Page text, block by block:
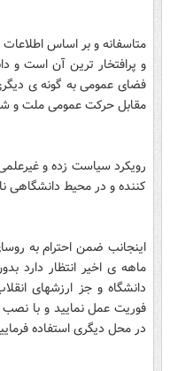
متاسفانه و بر اساس
و پرافتخار ترین آن است و
فضای عمومی به گونه ی
مقابل حرکت عمومی ملت و
رویکرد سیاست زده و
کننده و در محیط دانشگاهی
اینجانب ضمن احترام به
ماهه ی اخیر انتظار دارد
دانشگاه و جز ارزشهای
فوریت عمل نمایید و با نصب
در محل دیگری استفاده